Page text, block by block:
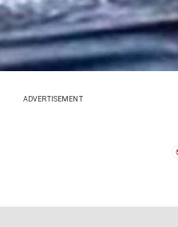
ADVERTISEMENT